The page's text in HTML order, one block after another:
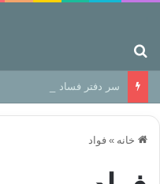
سر دفتر فساد در زمین‌،
خانه » فواد